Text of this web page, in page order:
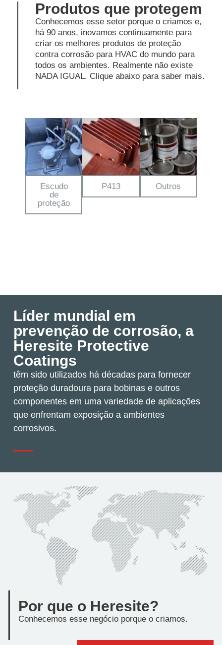
Produtos que protegem
Conhecemos esse setor porque o criamos e,
há 90 anos, inovamos continuamente para
criar os melhores produtos de proteção
contra corrosão para HVAC do mundo para
todos os ambientes. Realmente não existe
NADA IGUAL. Clique abaixo para saber mais.
Escudo
de
proteção
P413 Outros
Líder mundial em
prevenção de corrosão, a
Heresite Protective
Coatings
têm sido utilizados há décadas para fornecer
proteção duradoura para bobinas e outros
componentes em uma variedade de aplicações
que enfrentam exposição a ambientes
corrosivos.
Por que o Heresite?
Conhecemos esse negócio porque o criamos.